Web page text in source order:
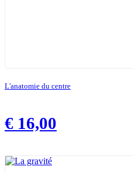
L'anatomie du centre
€ 16,00